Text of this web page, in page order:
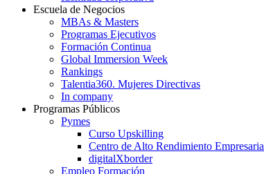
Escuela de Negocios
MBAs & Masters
Programas Ejecutivos
Formación Continua
Global Immersion Week
Rankings
Talentia360. Mujeres Directivas
In company
Programas Públicos
Pymes
Curso Upskilling
Centro de Alto Rendimiento
digitalXborder
Empleo Formación